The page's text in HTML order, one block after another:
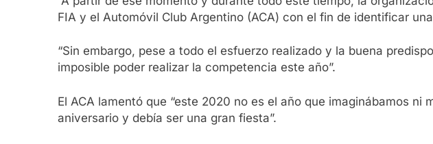
FIA y el Automóvil Club Argentino (ACA) con el fin de identificar
“Sin embargo, pese a todo el esfuerzo realizado y la buena
imposible poder realizar la competencia este año”.
El ACA lamentó que “este 2020 no es el año que imaginábamos
aniversario y debía ser una gran fiesta”.